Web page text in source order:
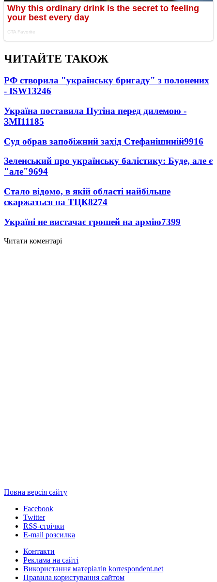
ЧИТАЙТЕ ТАКОЖ
РФ створила "українську бригаду" з полонених
- ISW13246
Україна поставила Путіна перед дилемою -
ЗМІ11185
Суд обрав запобіжний захід Стефанішиній9916
Зеленський про українську балістику: Буде, але є
"але"9694
Стало відомо, в якій області найбільше
скаржаться на ТЦК8274
Україні не вистачає грошей на армію7399
Читати коментарі
Повна версія сайту
Facebook
Twitter
RSS-стрічки
E-mail розсилка
Контакти
Реклама на сайті
Використання матеріалів korrespondent.net
Правила користування сайтом